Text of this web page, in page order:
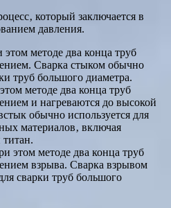
который заключается в
давления.
этом методе два конца труб
Сварка стыком обычно
труб большого диаметра.
методе два конца труб
и нагреваются до высокой
обычно используется для
материалов‚ включая
этом методе два конца труб
взрыва. Сварка взрывом
сварки труб большого